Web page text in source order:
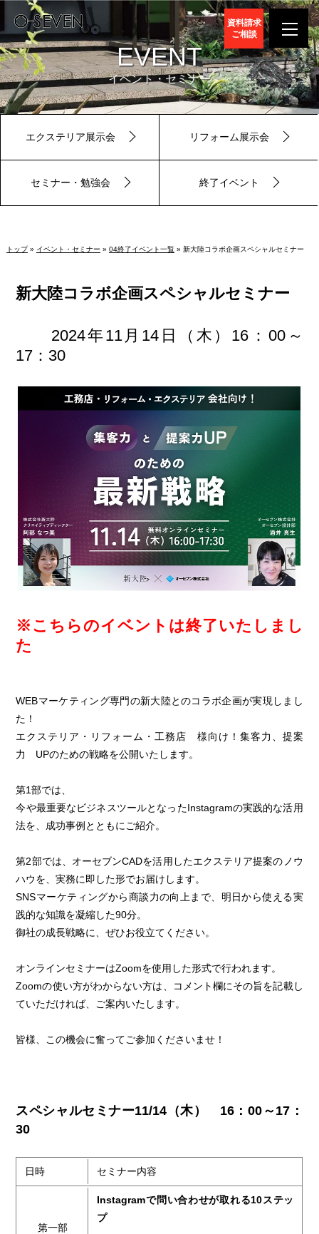
資料請求
ご相談
EVENT
イベント・セミナー
エクステリア展示会 リフォーム展示会
セミナー・勉強会 終了イベント
トップ» イベント・セミナー » 04終了イベント一覧» 新大陸コラボ企画スペシャルセミナー
新大陸コラボ企画スペシャルセミナー
2024年11月14日（木）16：00～
17：30
※こちらのイベントは終了いたしまし
た
WEBマーケティング専門の新大陸とのコラボ企画が実現しまし
た！
エクステリア・リフォーム・工務店 様向け！集客力、提案
力 UPのための戦略を公開いたします。
第1部では、
今や最重要なビジネスツールとなったInstagramの実践的な活用
法を、成功事例とともにご紹介。
第2部では、オーセブンCADを活用したエクステリア提案のノウ
ハウを、実務に即した形でお届けします。
SNSマーケティングから商談力の向上まで、明日から使える実
践的な知識を凝縮した90分。
御社の成長戦略に、ぜひお役立てください。
オンラインセミナーはZoomを使用した形式で行われます。
Zoomの使い方がわからない方は、コメント欄にその旨を記載し
ていただければ、ご案内いたします。
皆様、この機会に奮ってご参加くださいませ！
スペシャルセミナー11/14（木） 16：00～17：
30
日時 セミナー内容
第一部
Instagramで問い合わせが取れる10ステッ
プ